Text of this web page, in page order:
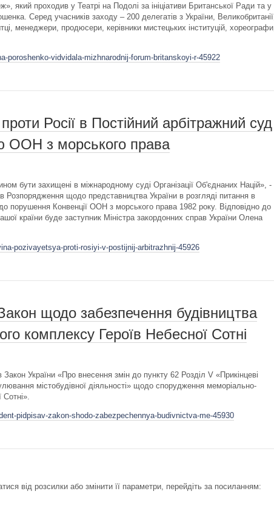
який проходив у Театрі на Подолі за ініціативи Британської Ради та у
Серед учасників заходу – 200 делегатів з України, Великобританії,
менеджери, продюсери, керівники мистецьких інституцій, хореографи,
poroshenko-vidvidala-mizhnarodnij-forum-britanskoyi-r-45922
Росії в Постійний арбітражний суд
ООН з морського права
бути захищені в міжнародному суді Організації Об'єднаних Націй», -
Розпорядження щодо представництва України в розгляді питання в
порушення Конвенції ООН з морського права 1982 року. Відповідно до
країни буде заступник Міністра закордонних справ України Олена
pozivayetsya-proti-rosiyi-v-postijnij-arbitrazhnij-45926
щодо забезпечення будівництва
комплексу Героїв Небесної Сотні
України «Про внесення змін до пункту 62 Розділ V «Прикінцеві
містобудівної діяльності» щодо спорудження меморіально-
pidpisav-zakon-shodo-zabezpechennya-budivnictva-me-45930
від розсилки або змінити її параметри, перейдіть за посиланням: